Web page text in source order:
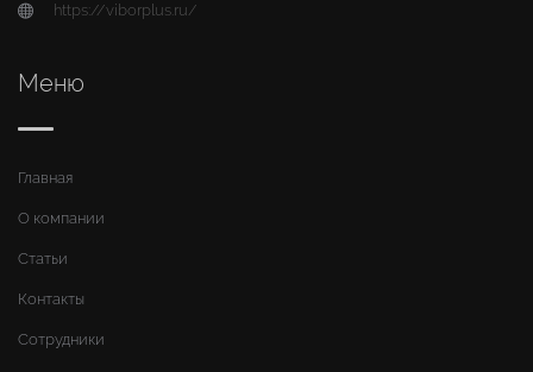
https://viborplus.ru/
Меню
Главная
О компании
Статьи
Контакты
Сотрудники